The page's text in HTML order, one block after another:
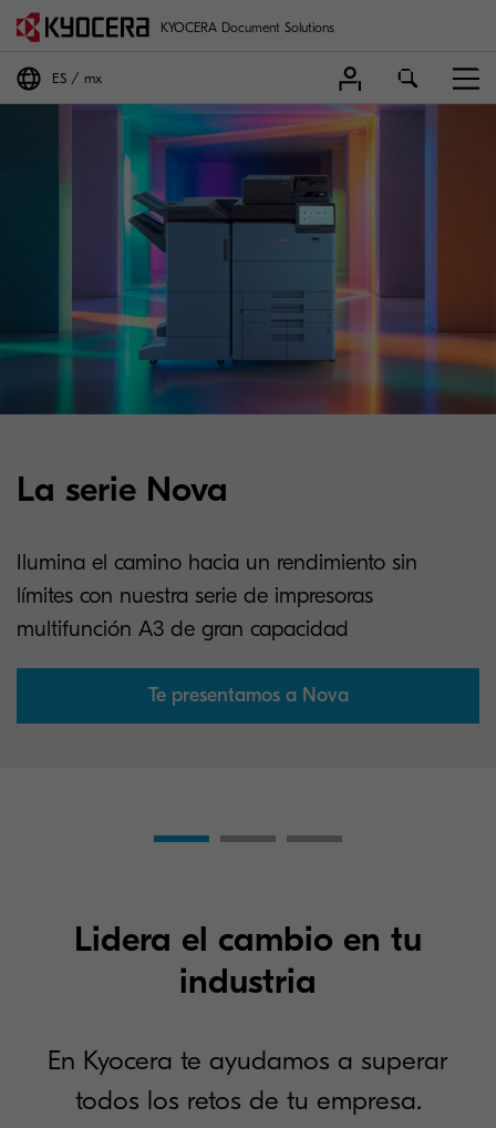
KYOCERA Document Solutions
ES mx
La serie Nova
Ilumina el camino hacia un rendimiento sin
límites con nuestra serie de impresoras
multifunción A3 de gran capacidad
Te presentamos a Nova
Lidera el cambio en tu
industria
En Kyocera te ayudamos a superar
todos los retos de tu empresa.